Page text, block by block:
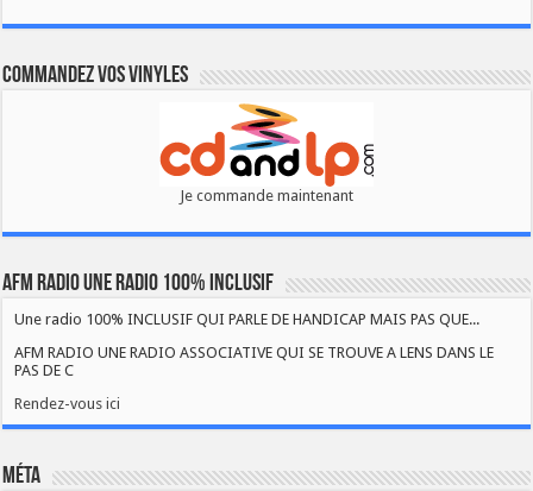
Commandez vos vinyles
Je commande maintenant
AFM RADIO UNE RADIO 100% INCLUSIF
Une radio 100% INCLUSIF QUI PARLE DE HANDICAP MAIS PAS QUE...
AFM RADIO UNE RADIO ASSOCIATIVE QUI SE TROUVE A LENS DANS LE
PAS DE C
Rendez-vous ici
Méta